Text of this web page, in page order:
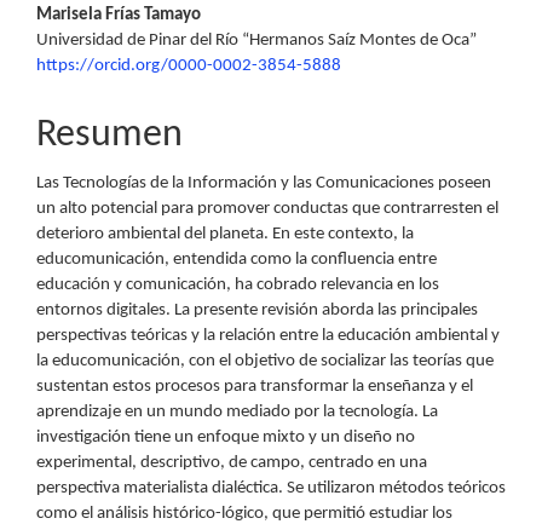
Marisela Frías Tamayo
Universidad de Pinar del Río “Hermanos Saíz Montes de Oca”
https://orcid.org/0000-0002-3854-5888
Resumen
Las Tecnologías de la Información y las Comunicaciones poseen
un alto potencial para promover conductas que contrarresten el
deterioro ambiental del planeta. En este contexto, la
educomunicación, entendida como la confluencia entre
educación y comunicación, ha cobrado relevancia en los
entornos digitales. La presente revisión aborda las principales
perspectivas teóricas y la relación entre la educación ambiental y
la educomunicación, con el objetivo de socializar las teorías que
sustentan estos procesos para transformar la enseñanza y el
aprendizaje en un mundo mediado por la tecnología. La
investigación tiene un enfoque mixto y un diseño no
experimental, descriptivo, de campo, centrado en una
perspectiva materialista dialéctica. Se utilizaron métodos teóricos
como el análisis histórico-lógico, que permitió estudiar los